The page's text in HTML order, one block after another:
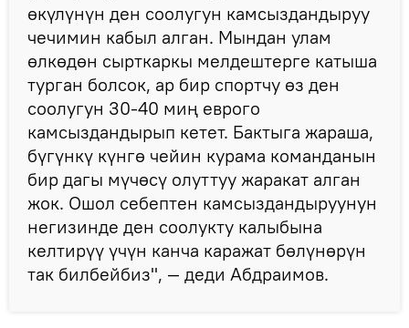
өкүлүнүн ден соолугун камсыздандыруу
чечимин кабыл алган. Мындан улам
өлкөдөн сырткаркы мелдештерге катыша
турган болсок, ар бир спортчу өз ден
соолугун 30-40 миң еврого
камсыздандырып кетет. Бактыга жараша,
бүгүнкү күнгө чейин курама команданын
бир дагы мүчөсү олуттуу жаракат алган
жок. Ошол себептен камсыздандыруунун
негизинде ден соолукту калыбына
келтирүү үчүн канча каражат бөлүнөрүн
так билбейбиз", — деди Абдраимов.